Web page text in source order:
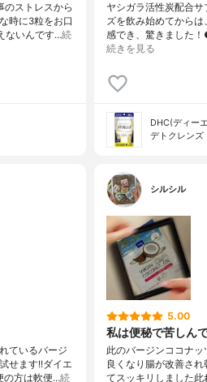
のストレスから
時に3粒をお口
ないんです…続
ヤシガラ活性炭配合
ズを飲み始めてから
感でき、驚きました
続きを見る
DHC(ディー
デトクレンズ
ているバージ
せます!!ダイエ
の方は軟便…続
シルシル
5.00
私は便秘で苦しん
此のバージンココナ
良くなり腸が改善さ
てスッキリしました